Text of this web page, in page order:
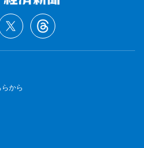
から